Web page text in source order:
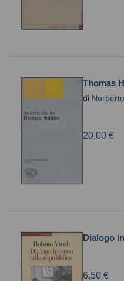
Thomas
di
20,00 €
Dialogo
6,50 €